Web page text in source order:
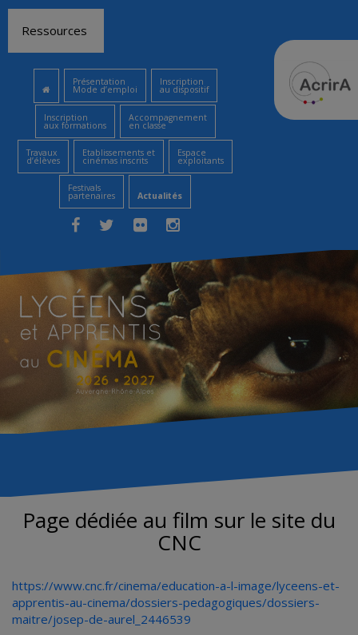
contenu
Ressources
Présentation
Mode d’emploi
Inscription
au dispositif
Inscription
aux formations
Accompagnement
en classe
Travaux
d’élèves
Etablissements et
cinémas inscrits
Espace
exploitants
Festivals
partenaires Actualités
Page dédiée au film sur le site du
CNC
https://www.cnc.fr/cinema/education-a-l-image/lyceens-et-
apprentis-au-cinema/dossiers-pedagogiques/dossiers-
maitre/josep-de-aurel_2446539